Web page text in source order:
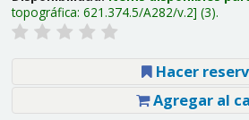
topográfica: 621.374.5/A282/v.2 (3).
Hacer
Agregar al